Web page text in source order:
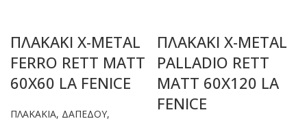
ΠΛΑΚΑΚΙ X-METAL
FERRO RETT MATT
60X60 LA FENICE
ΠΛΑΚΑΚΙΑ, ΔΑΠΕΔΟΥ,
ΠΛΑΚΑΚΙ X-METAL
PALLADIO RETT
MATT 60X120 LA
FENICE